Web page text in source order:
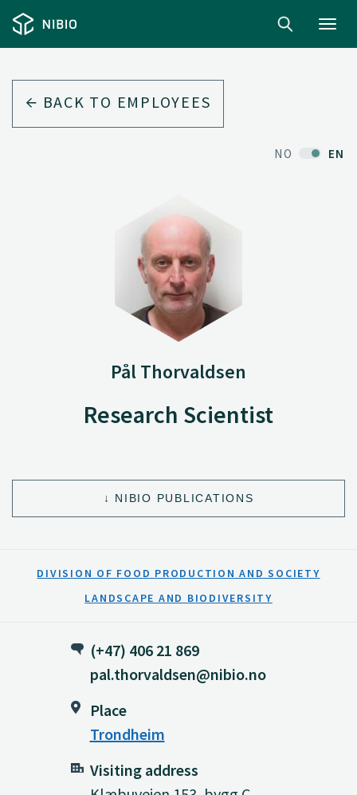
BACK TO EMPLOYEES
NO EN
Pål Thorvaldsen
Research Scientist
NIBIO PUBLICATIONS
DIVISION OF FOOD PRODUCTION AND SOCIETY
LANDSCAPE AND BIODIVERSITY
(+47) 406 21 869
pal.thorvaldsen@nibio.no
Place
Trondheim
Visiting address